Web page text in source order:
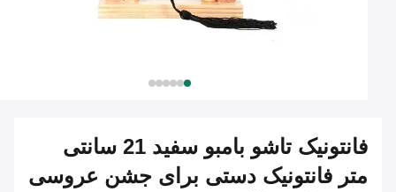
فانتونیک تاشو بامبو سفید 21 سانتی
متر فانتونیک دستی برای جشن عروسی